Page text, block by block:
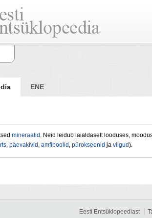
ENE
mineraalid . Neid leidub laialdaselt looduses,
, päevakivid , amfiboolid , pürokseenid ja vilgud).
Eesti Entsüklopeediast